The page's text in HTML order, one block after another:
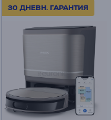
30 ДНЕВН. ГАРАНТИЯ